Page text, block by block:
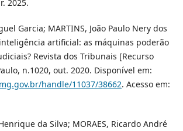
2025.
Garcia; MARTINS, João Paulo Nery dos
artificial: as máquinas poderão
Revista dos Tribunais [Recurso
n.1020, out. 2020. Disponível em:
handle/11037/38662. Acesso em:
da Silva; MORAES, Ricardo André